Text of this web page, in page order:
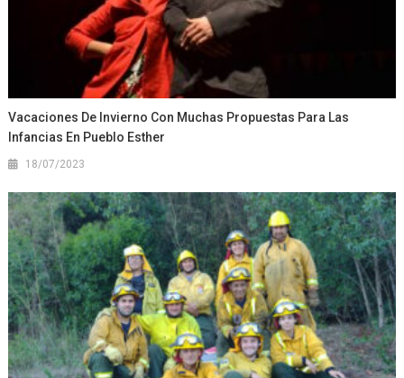
Vacaciones De Invierno Con Muchas Propuestas Para Las
Infancias En Pueblo Esther
18/07/2023